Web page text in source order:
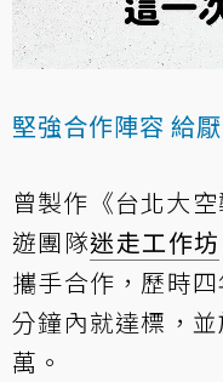
堅強合作陣容 給
曾製作《台北大
遊團隊迷走工作坊
攜手合作，歷時
分鐘內就達標，
萬。